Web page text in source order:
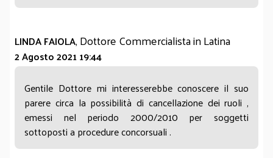
LINDA FAIOLA, Dottore Commercialista in Latina
2 Agosto 2021 19:44
Gentile Dottore mi interesserebbe conoscere il suo
parere circa la possibilità di cancellazione dei ruoli ,
emessi nel periodo 2000/2010 per soggetti
sottoposti a procedure concorsuali .